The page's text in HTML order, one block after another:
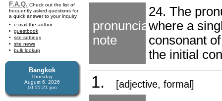
F.A.Q. Check out the list of
frequently asked questions for
a quick answer to your inquiry
e-mail the author
guestbook
site settings
site news
bulk lookup
Bangkok
Thursday
August 6, 2026
10:55:22 pm
pronunciation
note
24. The
where a
consonant
the initial
1. [adjective, formal]